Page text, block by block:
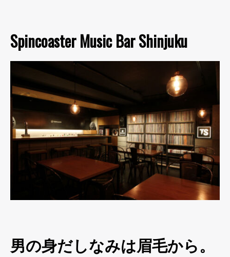
Spincoaster Music Bar Shinjuku
男の身だしなみは眉毛から。